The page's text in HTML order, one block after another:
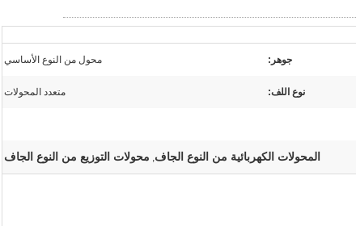
جوهر: محول من النوع الأساسي
نوع اللف: متعدد المحولات
المحولات الكهربائية من النوع الجاف, محولات التوزيع من النوع الجاف